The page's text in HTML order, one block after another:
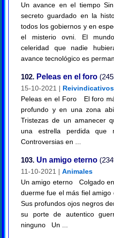
Un avance en el tiempo
secreto guardado en la
todos los gobiernos y en
el misterio ovni. El
celeridad que nadie
avance tecnológico es
102. Peleas en el foro
15-10-2021 | Reivindicativos
Peleas en el Foro El foro
profundo y en una zona
Tristezas de un amanecer
una estrella perdida
Controversias en ...
103. Un amigo eterno
11-10-2021 | Animales
Un amigo eterno Colgado
duerme fue el más fiel
Sus profundos ojos negros
su porte de autentico
ninguno Un ...